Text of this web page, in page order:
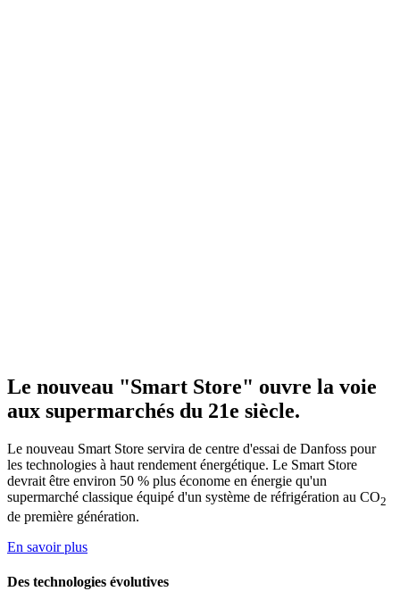
Le nouveau "Smart Store" ouvre la voie
aux supermarchés du 21e siècle.
Le nouveau Smart Store servira de centre d'essai de Danfoss pour
les technologies à haut rendement énergétique. Le Smart Store
devrait être environ 50 % plus économe en énergie qu'un
supermarché classique équipé d'un système de réfrigération au CO2
de première génération.
En savoir plus
Des technologies évolutives